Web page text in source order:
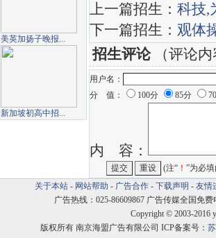
上一篇招生： 科技,
下一篇招生： 观体
招生评论（评论内
用户名：
分 值：
100分 85分
内 容：
(注“ ！ ”为必
美英加扬子晚报...
新加坡初高中招...
关于本站 - 网站帮助 - 广告合作 - 下载声明 - 友情
广告热线：025-86609867 广告传媒全国免费
Copyright © 2003-2016
版权所有 南京海盟广告有限公司 ICP备案号：